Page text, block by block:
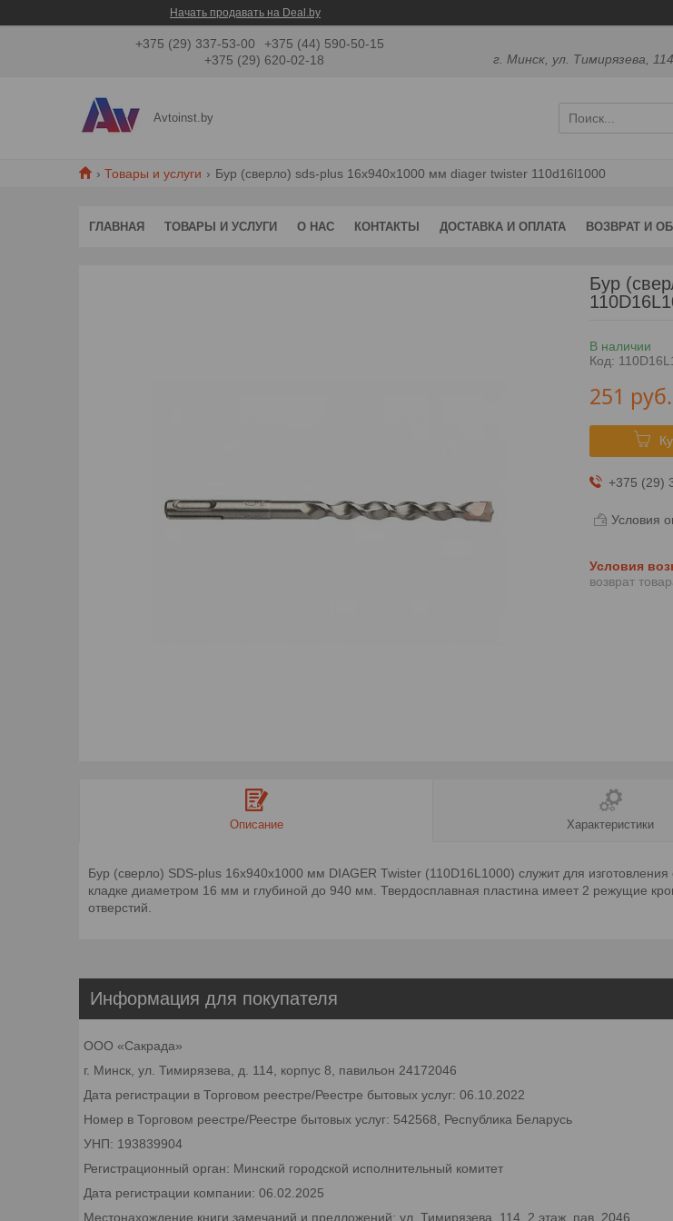
Начать продавать на Deal.by
+375 (29) 337-53-00
+375 (44) 590-50-15
+375 (29) 620-02-18
г. Минск, ул. Тимирязева,
Avtoinst.by
Товары и услуги Бур (сверло) sds-plus 16х940х1000 мм diager twister 110d16l1000
ГЛАВНАЯ ТОВАРЫ И УСЛУГИ О НАС КОНТАКТЫ ДОСТАВКА И ОПЛАТА ВОЗВРАТ И
Бур
В наличии
Код:
251 руб.
+375 (29)
Условия
возврат
Описание Характеристики
Бур (сверло) SDS-plus 16х940х1000 мм DIAGER Twister (110D16L1000) служит для
кладке диаметром 16 мм и глубиной до 940 мм. Твердосплавная пластина имеет 2 режущие
отверстий.
Информация для покупателя
ООО «Сакрада»
г. Минск, ул. Тимирязева, д. 114, корпус 8, павильон 24172046
Дата регистрации в Торговом реестре/Реестре бытовых услуг: 06.10.2022
Номер в Торговом реестре/Реестре бытовых услуг: 542568, Республика Беларусь
УНП: 193839904
Регистрационный орган: Минский городской исполнительный комитет
Дата регистрации компании: 06.02.2025
Местонахождение книги замечаний и предложений: ул. Тимирязева, 114, 2 этаж, пав. 2046